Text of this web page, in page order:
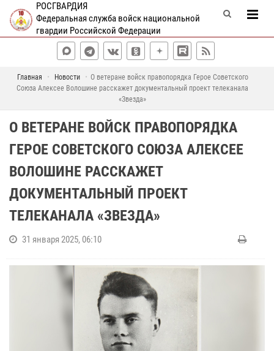
РОСГВАРДИЯ
Федеральная служба войск национальной
гвардии Российской Федерации
Главная Новости
О ветеране войск правопорядка Герое Советского
Союза Алексее Волошине расскажет документальный проект телеканала
«Звезда»
О ВЕТЕРАНЕ ВОЙСК ПРАВОПОРЯДКА
ГЕРОЕ СОВЕТСКОГО СОЮЗА АЛЕКСЕЕ
ВОЛОШИНЕ РАССКАЖЕТ
ДОКУМЕНТАЛЬНЫЙ ПРОЕКТ
ТЕЛЕКАНАЛА «ЗВЕЗДА»
31 января 2025, 06:10